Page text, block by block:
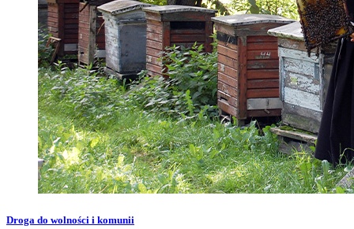
Droga do wolności i komunii